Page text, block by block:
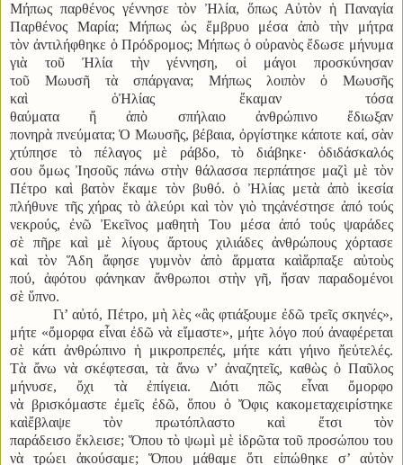
Μήπως παρθένος γέννησε τὸν Ἠλία, ὅπως Αὐτὸν ἡ Παναγία
Παρθένος Μαρία; Μήπως ὡς ἔμβρυο μέσα ἀπὸ τὴν μήτρα
τὸν ἀντιλήφθηκε ὁ Πρόδρομος; Μήπως ὁ οὐρανὸς ἔδωσε μήνυμα
γιὰ τοῦ Ἠλία τὴν γέννηση, οἱ μάγοι προσκύνησαν
τοῦ Μωυσῆ τὰ σπάργανα; Μήπως λοιπὸν ὁ Μωυσῆς
καὶ ὁἨλίας ἔκαμαν τόσα
θαύματα ἤ ἀπὸ σπήλαιο ἀνθρώπινο ἔδιωξαν
πονηρὰ πνεύματα; Ὁ Μωυσῆς, βέβαια, ὀργίστηκε κάποτε καί, σὰν
χτύπησε τὸ πέλαγος μὲ ράβδο, τὸ διάβηκε· ὁδιδάσκαλός
σου ὅμως Ἰησοῦς πάνω στὴν θάλασσα περπάτησε μαζὶ μὲ τὸν
Πέτρο καὶ βατὸν ἔκαμε τὸν βυθό. ὁ Ἠλίας μετὰ ἀπὸ ἱκεσία
πλήθυνε τῆς χήρας τὸ ἀλεύρι καὶ τὸν γιὸ τηςἀνέστησε ἀπό τούς
νεκρούς, ἐνῶ Ἐκεῖνος μαθητὴ Του μέσα ἀπό τούς ψαράδες
σὲ πῆρε καὶ μὲ λίγους ἄρτους χιλιάδες ἀνθρώπους χόρτασε
καὶ τὸν Ἅδη ἄφησε γυμνὸν ἀπὸ ἅρματα καὶἅρπαξε αὐτοὺς
πού, ἀφότου φάνηκαν ἄνθρωποι στὴν γῆ, ἤσαν παραδομένοι
σὲ ὕπνο.
Γι’ αὐτό, Πέτρο, μὴ λὲς «ἂς φτιάξουμε ἐδῶ τρεῖς σκηνές»,
μήτε «ὄμορφα εἶναι ἐδῶ νὰ εἴμαστε», μήτε λόγο πού ἀναφέρεται
σὲ κάτι ἀνθρώπινο ἡ μικροπρεπές, μήτε κάτι γήινο ἤεὐτελές.
Τὰ ἄνω νὰ σκέφτεσαι, τὰ ἄνω ν’ ἀναζητεῖς, καθὼς ὁ Παῦλος
μήνυσε, ὄχι τὰ ἐπίγεια. Διότι πῶς εἶναι ὄμορφο
νὰ βρισκόμαστε ἐμεῖς ἐδῶ, ὅπου ὁ Ὄφις κακομεταχειρίστηκε
καὶἔβλαψε τὸν πρωτόπλαστο καὶ ἔτσι τὸν
παράδεισο ἔκλεισε; Ὅπου τὸ ψωμὶ μὲ ἱδρῶτα τοῦ προσώπου του
νὰ τρώει ἀκούσαμε; Ὅπου μάθαμε ὅτι εἰπώθηκε σ’ αὐτὸν